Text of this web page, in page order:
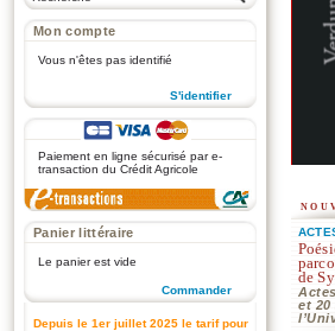
Mon compte
Vous n'êtes pas identifié
S'identifier
Paiement en ligne sécurisé par e-
transaction du Crédit Agricole
Panier littéraire
Le panier est vide
Commander
Depuis le 1er juillet 2025 le tarif pour
de
et 20